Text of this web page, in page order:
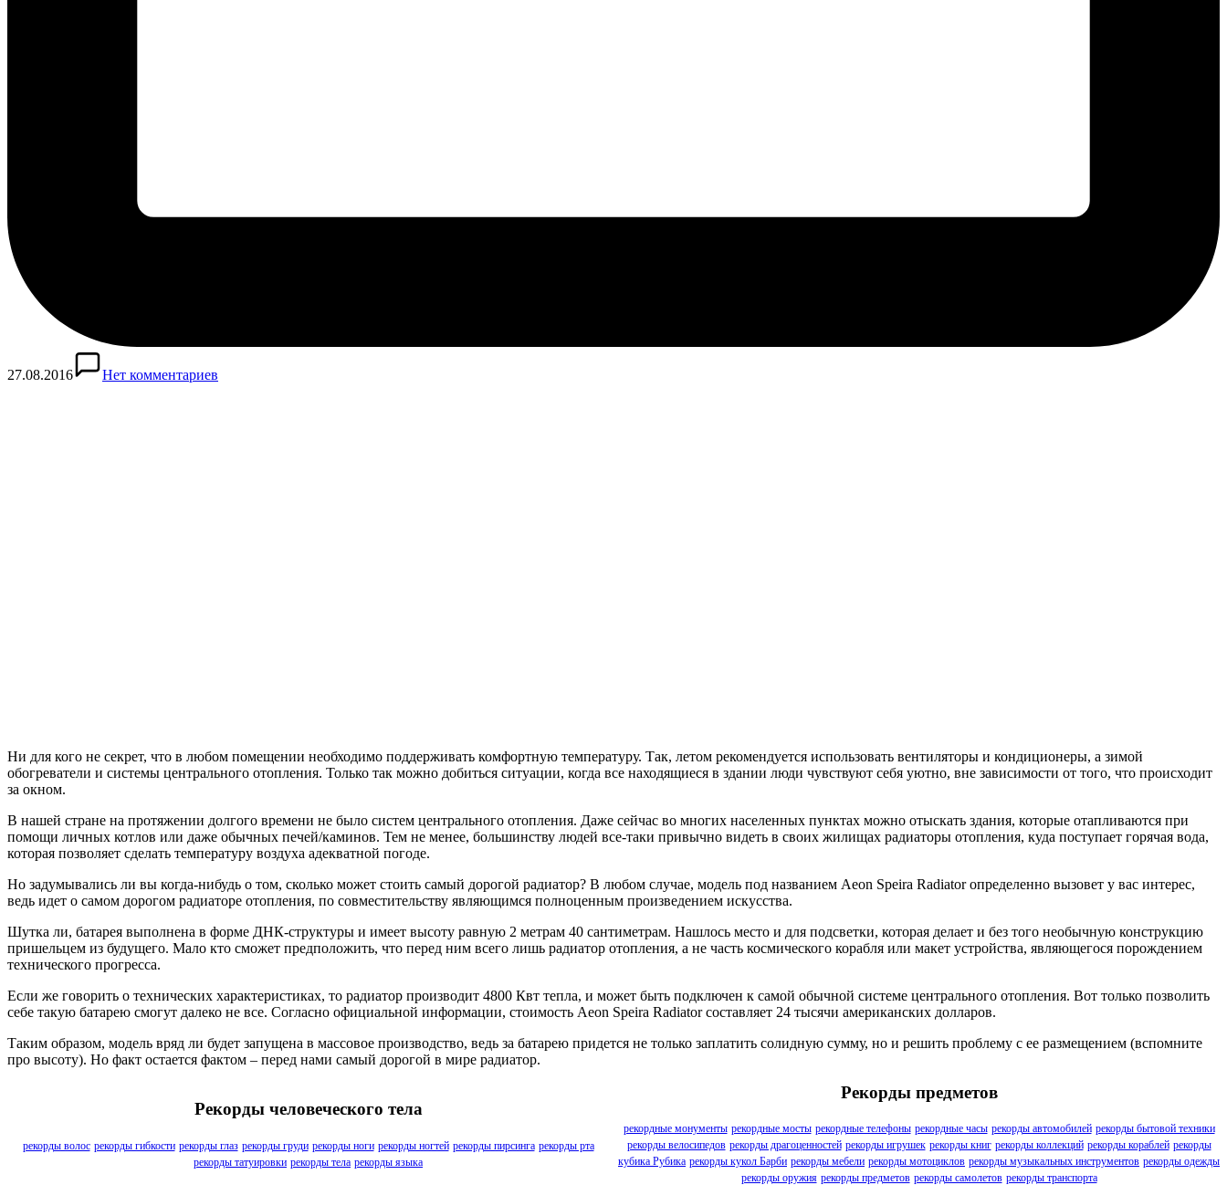
27.08.2016 Нет комментариев
Ни для кого не секрет, что в любом помещении необходимо поддерживать комфортную температуру. Так, летом рекомендуется использовать вентиляторы и кондиционеры, а зимой
обогреватели и системы центрального отопления. Только так можно добиться ситуации, когда все находящиеся в здании люди чувствуют себя уютно, вне зависимости от того, что происходит
за окном.
В нашей стране на протяжении долгого времени не было систем центрального отопления. Даже сейчас во многих населенных пунктах можно отыскать здания, которые отапливаются при
помощи личных котлов или даже обычных печей/каминов. Тем не менее, большинству людей все-таки привычно видеть в своих жилищах радиаторы отопления, куда поступает горячая вода,
которая позволяет сделать температуру воздуха адекватной погоде.
Но задумывались ли вы когда-нибудь о том, сколько может стоить самый дорогой радиатор? В любом случае, модель под названием Aeon Speira Radiator определенно вызовет у вас интерес,
ведь идет о самом дорогом радиаторе отопления, по совместительству являющимся полноценным произведением искусства.
Шутка ли, батарея выполнена в форме ДНК-структуры и имеет высоту равную 2 метрам 40 сантиметрам. Нашлось место и для подсветки, которая делает и без того необычную конструкцию
пришельцем из будущего. Мало кто сможет предположить, что перед ним всего лишь радиатор отопления, а не часть космического корабля или макет устройства, являющегося порождением
технического прогресса.
Если же говорить о технических характеристиках, то радиатор производит 4800 Квт тепла, и может быть подключен к самой обычной системе центрального отопления. Вот только позволить
себе такую батарею смогут далеко не все. Согласно официальной информации, стоимость Aeon Speira Radiator составляет 24 тысячи американских долларов.
Таким образом, модель вряд ли будет запущена в массовое производство, ведь за батарею придется не только заплатить солидную сумму, но и решить проблему с ее размещением (вспомните
про высоту). Но факт остается фактом – перед нами самый дорогой в мире радиатор.
Рекорды человеческого тела
рекорды волос рекорды гибкости рекорды глаз рекорды груди рекорды ноги рекорды ногтей рекорды пирсинга рекорды рта
рекорды татуировки рекорды тела рекорды языка
Рекорды предметов
рекордные монументы рекордные мосты рекордные телефоны рекордные часы рекорды автомобилей рекорды бытовой техники
рекорды велосипедов рекорды драгоценностей рекорды игрушек рекорды книг рекорды коллекций рекорды кораблей рекорды
кубика Рубика рекорды кукол Барби рекорды мебели рекорды мотоциклов рекорды музыкальных инструментов рекорды одежды
рекорды оружия рекорды предметов рекорды самолетов рекорды транспорта